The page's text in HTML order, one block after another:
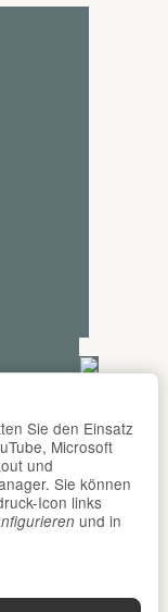
Sie den Einsatz
Microsoft
und
Sie können
Icon links
und in